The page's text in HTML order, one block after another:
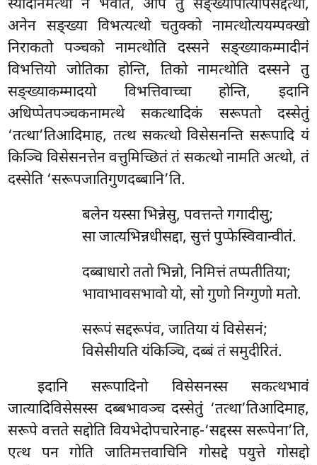
स्यादीनमत्थो न भवति, अपि तु सङ्ख्यापीत्यपिसद्दत्थो,
अनेन सङ्ख्या विभत्यत्थो चतुक्को नामत्थोत्ययम्पक्खो
निराकतो पञ्चको नामत्थोति दस्सने सङ्ख्याकम्मादीनं
विभत्तियो जोतिका होन्ति, तिको नामत्थोति दस्सने तु
सङ्ख्याकम्मादयो विभत्तिवाच्चा होन्ति, इदानि
अधिप्पेतपञ्चकनामत्थे सकत्थादिकं सरूपतो दस्सेतुं
‘तत्था’तिआदिमाह, तत्थ सकत्थो विसेसनन्ति सरूपादि यं
किञ्चि विसेसनत्तेन वत्तुमिच्छितं तं सकत्थो नामति अत्थो, तं
दस्सेति ‘सरूपजातिगुणदब्बानि’ति.
बलेन यस्सा भिन्नेसु, पवत्तन्ते गगादीसु;
सा जात्यभिन्नधीसद्दा, सुत्तं पुप्फेस्विवान्वीतं.
दब्बाधारो ततो भिन्नो, निमित्तं तप्पतीतिया;
भावाभावसभावो यो, सो गुणो निग्गुणो मतो.
सरूपं सद्दरूपंव, जातिया यं विसेसनं;
विसेसीयति यंकिञ्चि, दब्बं तं समुदीरितं.
इदानि सरूपादिनो विसेसनस्स सकत्थभावं
जात्यादिविसेसस्स दब्बभावञ्च दस्सेतुं ‘तत्था’तिआदिमाह,
सरूपे वत्तते सद्दोति वियभेदोपचारेनाह-‘सद्दस्स सरूपेना’ति,
एत्थ पन गोति जातिमत्तवाचिनि गोसद्दे पयुत्ते गोसद्दो